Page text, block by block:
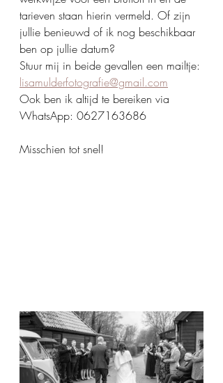
tarieven staan hierin vermeld. Of zijn
jullie benieuwd of ik nog beschikbaar
ben op jullie datum?
Stuur mij in beide gevallen een mailtje:
lisamulderfotografie@gmail.com
Ook ben ik altijd te bereiken via
WhatsApp: 0627163686
Misschien tot snel!